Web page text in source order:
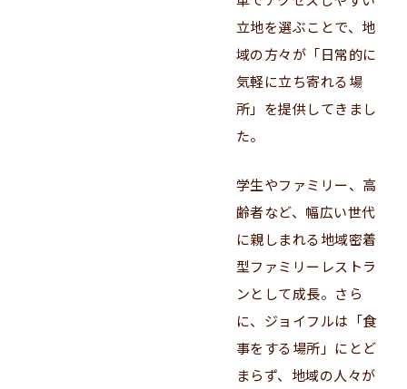
立地を選ぶことで、地
域の方々が「日常的に
気軽に立ち寄れる場
所」を提供してきまし
た。
学生やファミリー、高
齢者など、幅広い世代
に親しまれる地域密着
型ファミリーレストラ
ンとして成長。さら
に、ジョイフルは「食
事をする場所」にとど
まらず、地域の人々が